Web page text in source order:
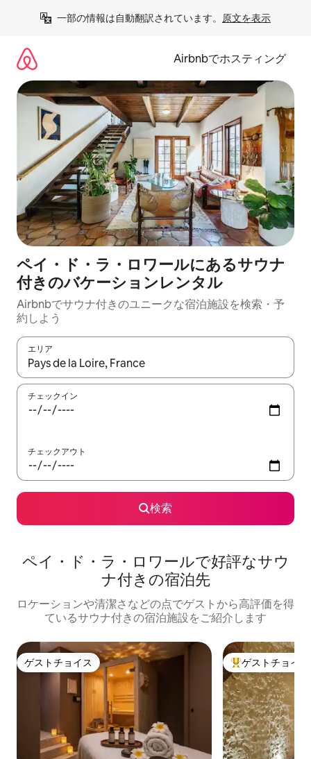
一部の情報は自動翻訳されています。 原文を表示
Airbnbでホスティング
ペイ・ド・ラ・ロワールにあるサウナ
付きのバケーションレンタル
Airbnbでサウナ付きのユニークな宿泊施設を検索・予
約しよう
エリア
検索結果が表示されたら、上下の矢印キーを使って移動するか
チェックイン
チェックアウト
検索
ペイ・ド・ラ・ロワールで好評なサウ
ナ付きの宿泊先
ロケーションや清潔さなどの点でゲストから高評価を得
ているサウナ付きの宿泊施設をご紹介します
ゲストチョイス
ゲストチョイス 大好評のゲスト
ゲストチョイス